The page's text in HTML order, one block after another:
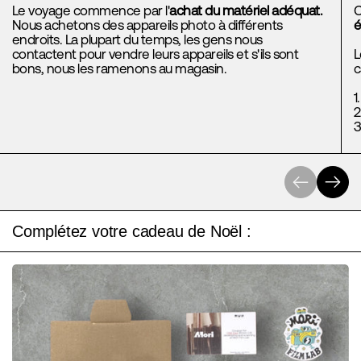
Le voyage commence par l'achat du matériel adéquat.
Nous achetons des appareils photo à différents
endroits. La plupart du temps, les gens nous
contactent pour vendre leurs appareils et s'ils sont
bons, nous les ramenons au magasin.
Précédent
Suivant
Complétez votre cadeau de Noël :